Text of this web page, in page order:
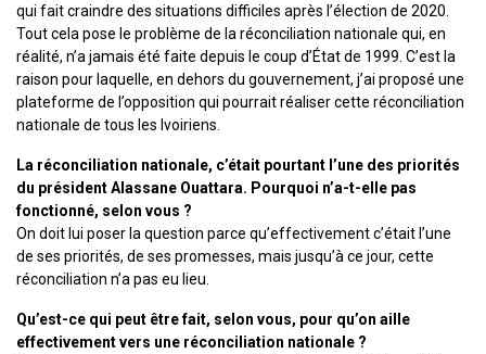
qui fait craindre des situations difficiles après l’élection de 2020.
Tout cela pose le problème de la réconciliation nationale qui, en
réalité, n’a jamais été faite depuis le coup d’État de 1999. C’est la
raison pour laquelle, en dehors du gouvernement, j’ai proposé une
plateforme de l’opposition qui pourrait réaliser cette réconciliation
nationale de tous les Ivoiriens.
La réconciliation nationale, c’était pourtant l’une des priorités
du président Alassane Ouattara. Pourquoi n’a-t-elle pas
fonctionné, selon vous ?
On doit lui poser la question parce qu’effectivement c’était l’une
de ses priorités, de ses promesses, mais jusqu’à ce jour, cette
réconciliation n’a pas eu lieu.
Qu’est-ce qui peut être fait, selon vous, pour qu’on aille
effectivement vers une réconciliation nationale ?